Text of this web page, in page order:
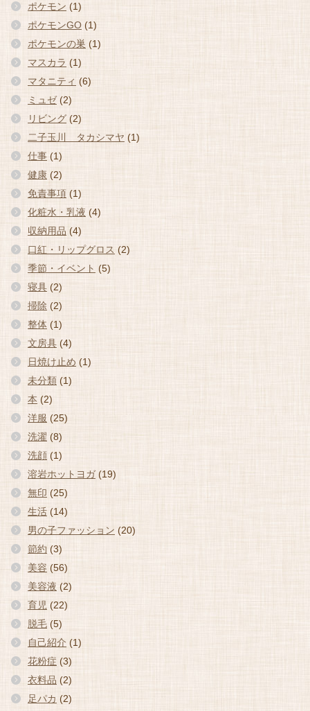
ポケモン (1)
ポケモンGO (1)
ポケモンの巣 (1)
マスカラ (1)
マタニティ (6)
ミュゼ(2)
リビング (2)
二子玉川 タカシマヤ (1)
仕事 (1)
健康 (2)
免責事項 (1)
化粧水・乳液 (4)
収納用品 (4)
口紅・リップグロス (2)
季節・イベント (5)
寝具 (2)
掃除 (2)
整体 (1)
文房具 (4)
日焼け止め (1)
未分類 (1)
本 (2)
洋服 (25)
洗濯 (8)
洗顔 (1)
溶岩ホットヨガ(19)
無印 (25)
生活 (14)
男の子ファッション (20)
節約 (3)
美容 (56)
美容液 (2)
育児 (22)
脱毛 (5)
自己紹介 (1)
花粉症 (3)
衣料品 (2)
足パカ (2)